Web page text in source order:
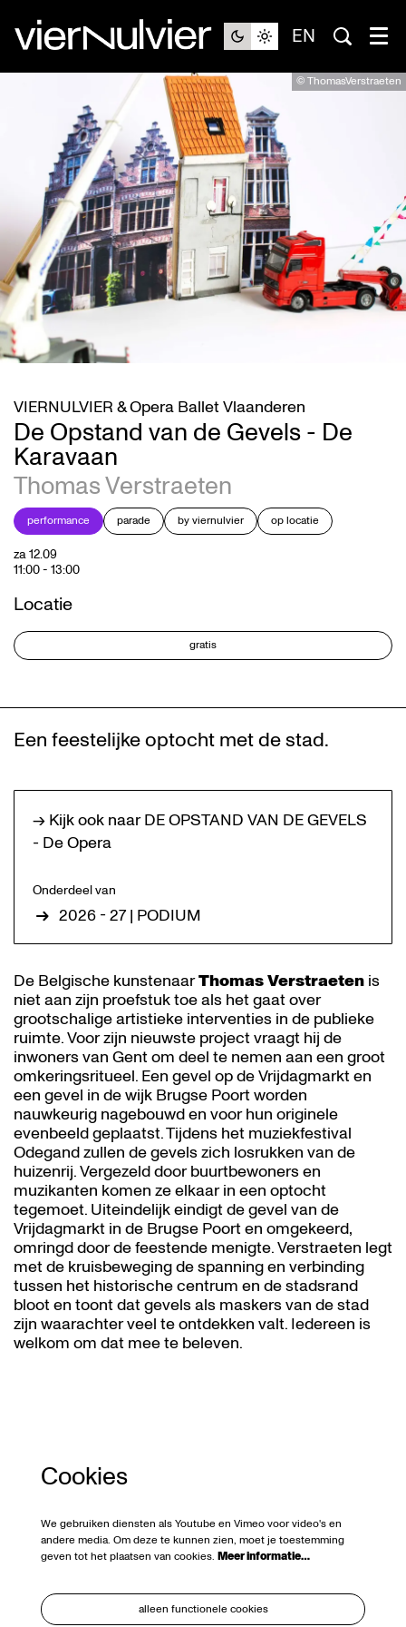
EN
© ThomasVerstraeten
De Opstand van de Gevels - De
Karavaan
Thomas Verstraeten
VIERNULVIER & Opera Ballet Vlaanderen
performance parade by viernulvier op locatie
za 12.09
11:00- 13:00
Locatie
gratis
Een feestelijke optocht met de stad.
De Belgische kunstenaarThomasVerstraeten is
niet aan zijn proefstuk toe als het gaat over
grootschalige artistieke interventies in de publieke
ruimte. Voor zijn nieuwste project vraagt hij de
inwoners van Gent om deel te nemen aan een groot
omkeringsritueel. Een gevel op de Vrijdagmarkt en
een gevel in de wijk Brugse Poort worden
nauwkeurig nagebouwd en voor hun originele
evenbeeld geplaatst. Tijdens het muziekfestival
Odegand zullen de gevels zich losrukken van de
huizenrij. Vergezeld door buurtbewoners en
muzikanten komen ze elkaar in een optocht
tegemoet. Uiteindelijk eindigt de gevel van de
Vrijdagmarkt in de Brugse Poort en omgekeerd,
omringd door de feestende menigte. Verstraeten legt
met de kruisbeweging de spanning en verbinding
tussen het historische centrum en de stadsrand
bloot en toont dat gevels als maskers van de stad
zijn waarachter veel te ontdekken valt. Iedereen is
welkom om dat mee te beleven.
→ Kijk ook naar DE OPSTAND VAN DE GEVELS
- De Opera
Onderdeel van
2026 - 27 | PODIUM
Cookies
We gebruiken diensten als Youtube en Vimeo voor video's en
andere media. Om deze te kunnen zien, moet je toestemming
geven tot het plaatsen van cookies. Meer informatie…
alleen functionele cookies